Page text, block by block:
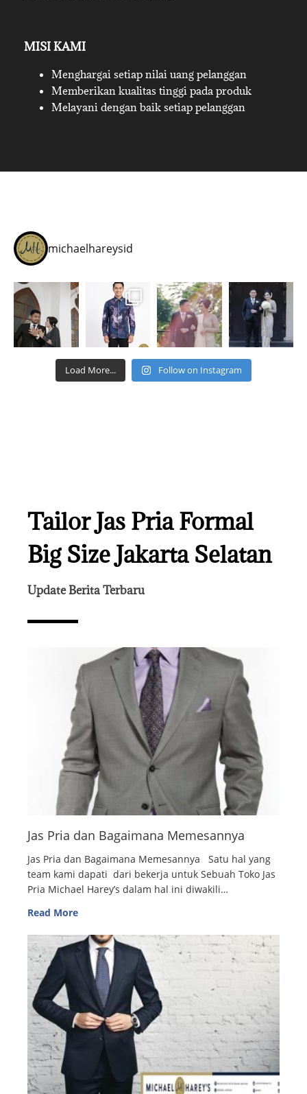
MISI KAMI
Menghargai setiap nilai uang pelanggan
Memberikan kualitas tinggi pada produk
Melayani dengan baik setiap pelanggan
michaelhareysid
Load More... Follow on Instagram
Tailor Jas Pria Formal
Big Size Jakarta Selatan
Update Berita Terbaru
Jas Pria dan Bagaimana Memesannya
Jas Pria dan Bagaimana Memesannya Satu hal yang
team kami dapati dari bekerja untuk Sebuah Toko Jas
Pria Michael Harey’s dalam hal ini diwakili…
Read More